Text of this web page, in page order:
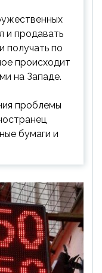
и продавать
получать по
происходит
на Западе.
проблемы
бумаги и